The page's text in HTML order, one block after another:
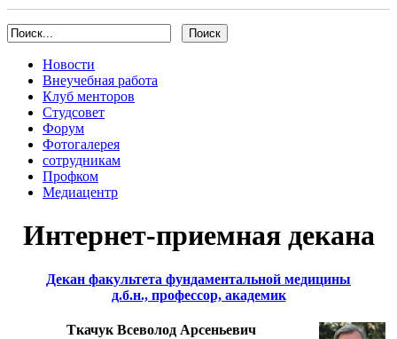
Новости
Внеучебная работа
Клуб менторов
Студсовет
Форум
Фотогалерея
сотрудникам
Профком
Медиацентр
Интернет-приемная декана
Декан факультета фундаментальной медицины
д.б.н., профессор, академик
Ткачук Всеволод Арсеньевич